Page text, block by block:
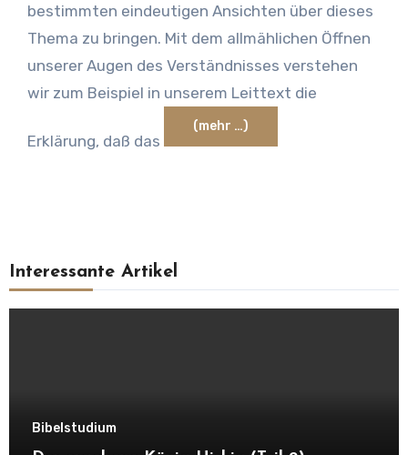
bestimmten eindeutigen Ansichten über dieses
Thema zu bringen. Mit dem allmählichen Öffnen
unserer Augen des Verständnisses verstehen
wir zum Beispiel in unserem Leittext die
Erklärung, daß das
(mehr …)
Interessante Artikel
Bibelstudium